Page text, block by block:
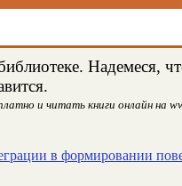
Надемеся,
и читать книги онлайн на
в формировании